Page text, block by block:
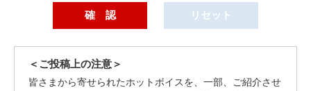
＜ご投稿上の注意＞
皆さまから寄せられたホットボイスを、一部、ご紹介させ